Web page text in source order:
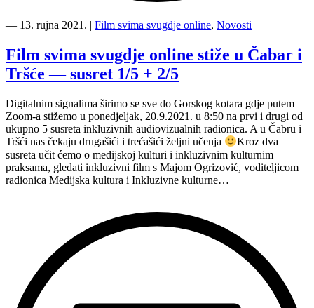
svima
online
stiže
na
susret
u
Čabar”
― 13. rujna 2021. | Film svima svugdje online, Novosti
Film svima svugdje online stiže u Čabar i
Tršće — susret 1/5 + 2/5
Digitalnim signalima širimo se sve do Gorskog kotara gdje putem
Zoom-a stižemo u ponedjeljak, 20.9.2021. u 8:50 na prvi i drugi od
ukupno 5 susreta inkluzivnih audiovizualnih radionica. A u Čabru i
Tršći nas čekaju drugašići i trećašići željni učenja
Kroz dva
susreta učit ćemo o medijskoj kulturi i inkluzivnim kulturnim
praksama, gledati inkluzivni film s Majom Ogrizović, voditeljicom
radionica Medijska kultura i Inkluzivne kulturne…